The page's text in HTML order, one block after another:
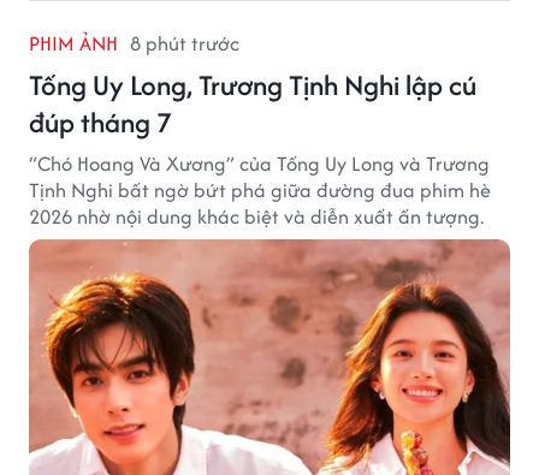
PHIM ẢNH 8 phút trước
Tống Uy Long, Trương Tịnh Nghi lập cú
đúp tháng 7
“Chó Hoang Và Xương” của Tống Uy Long và Trương
Tịnh Nghi bất ngờ bứt phá giữa đường đua phim hè
2026 nhờ nội dung khác biệt và diễn xuất ấn tượng.